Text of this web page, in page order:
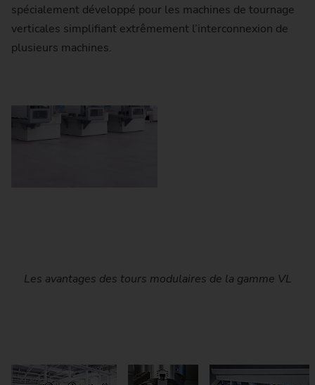
spécialement développé pour les machines de tournage
verticales simplifiant extrêmement l’interconnexion de
plusieurs machines.
Les avantages des tours modulaires de la gamme VL
Le magasin rotatif d’outils à 12 emplacements (aussi
À l’instar de toutes les machines de tournage verticales
Typical workpieces that are machined on machines of the